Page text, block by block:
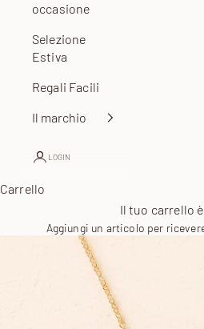
occasione
Selezione
Estiva
Regali Facili
Il marchio
LOGIN
Carrello
Il tuo carrello
Aggiungi un articolo per